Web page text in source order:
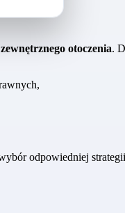
zewnętrznego otoczenia.
odpowiedniej